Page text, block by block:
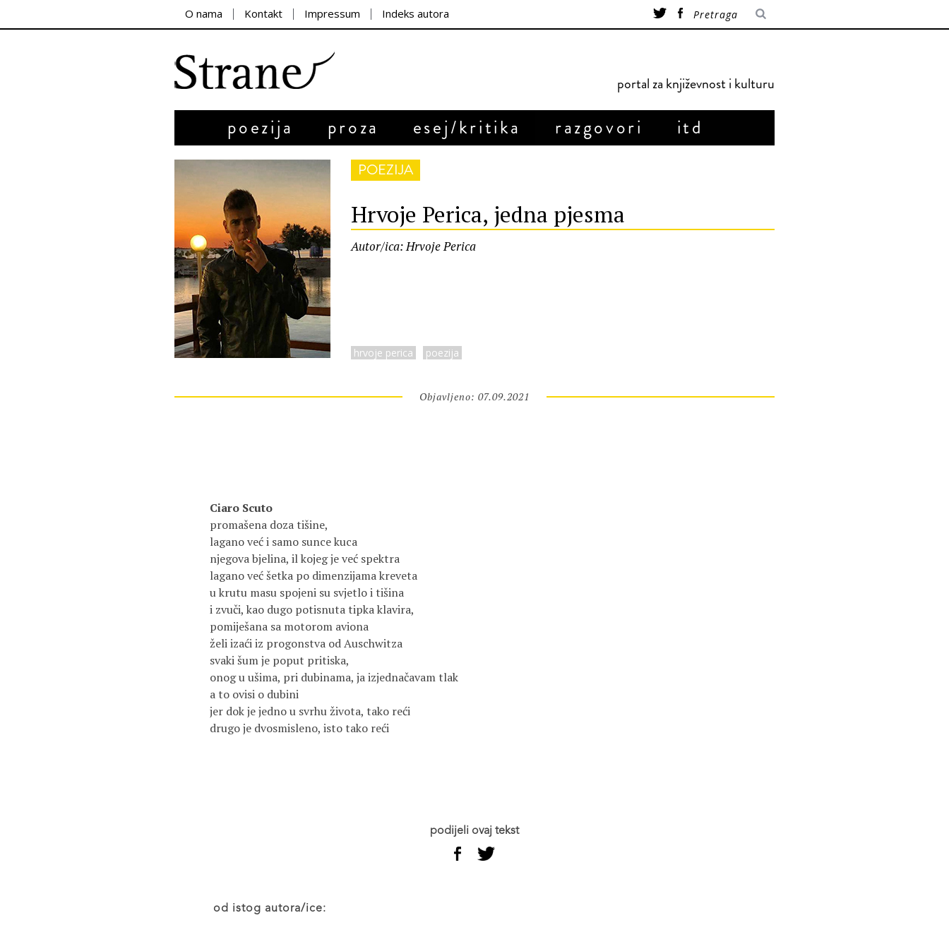
O nama Kontakt Impressum Indeks autora
portal za književnost i kulturu
poezija proza esej/kritika razgovori itd
POEZIJA
Hrvoje Perica, jedna pjesma
Autor/ica: Hrvoje Perica
hrvoje perica poezija
Objavljeno: 07.09.2021
Ciaro Scuto
promašena doza tišine,
lagano već i samo sunce kuca
njegova bjelina, il kojeg je već spektra
lagano već šetka po dimenzijama kreveta
u krutu masu spojeni su svjetlo i tišina
i zvuči, kao dugo potisnuta tipka klavira,
pomiješana sa motorom aviona
želi izaći iz progonstva od Auschwitza
svaki šum je poput pritiska,
onog u ušima, pri dubinama, ja izjednačavam tlak
a to ovisi o dubini
jer dok je jedno u svrhu života, tako reći
drugo je dvosmisleno, isto tako reći
podijeli ovaj tekst
od istog autora/ice: